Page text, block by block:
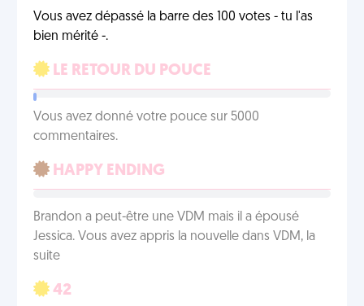
Vous avez dépassé la barre des 100 votes - tu l'as
bien mérité -.
LE RETOUR DU POUCE
Vous avez donné votre pouce sur 5000
commentaires.
HAPPY ENDING
Brandon a peut-être une VDM mais il a épousé
Jessica. Vous avez appris la nouvelle dans VDM, la
suite
42